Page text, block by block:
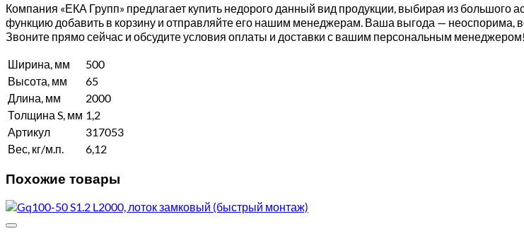
Компания «ЕКА Групп» предлагает купить недорого данный вид продукции, выбирая из
функцию добавить в корзину и отправляйте его нашим менеджерам. Ваша выгода — неоспорима,
Звоните прямо сейчас и обсудите условия оплаты и доставки с вашим персональным менеджером!
Ширина, мм
500
Высота, мм
65
Длина, мм
2000
Толщина S, мм 1,2
Артикул
317053
Вес, кг/м.п.
6,12
Похожие товары